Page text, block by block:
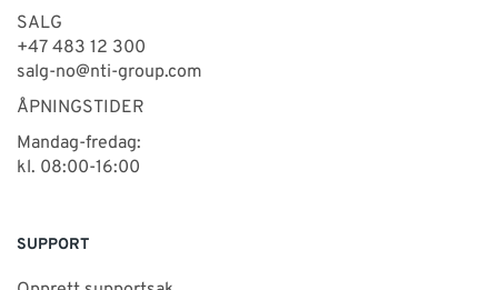
SALG
+47 483 12 300
salg-no@nti-group.com
ÅPNINGSTIDER
Mandag-fredag:
kl. 08:00-16:00
SUPPORT